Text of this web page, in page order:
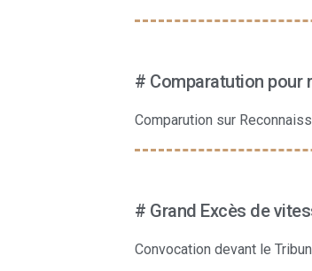
# Comparatution pour
Comparution sur
# Grand Excès de
Convocation devant le